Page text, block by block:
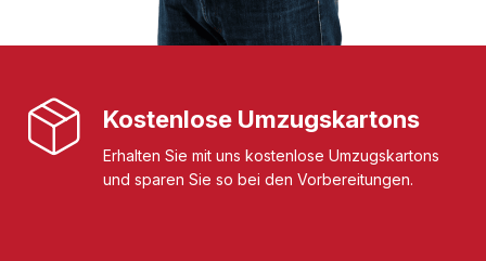
Kostenlose Umzugskartons
Erhalten Sie mit uns kostenlose Umzugskartons
und sparen Sie so bei den Vorbereitungen.